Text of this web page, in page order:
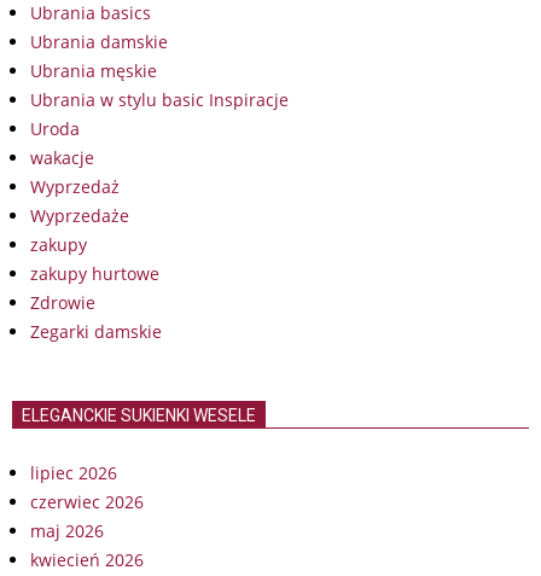
Ubrania basics
Ubrania damskie
Ubrania męskie
Ubrania w stylu basic Inspiracje
Uroda
wakacje
Wyprzedaż
Wyprzedaże
zakupy
zakupy hurtowe
Zdrowie
Zegarki damskie
ELEGANCKIE SUKIENKI WESELE
lipiec 2026
czerwiec 2026
maj 2026
kwiecień 2026